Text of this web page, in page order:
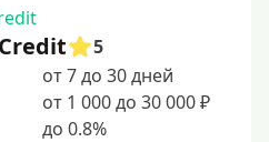
5
от 7 до 30 дней
от 1 000 до 30 000 ₽
до 0.8%